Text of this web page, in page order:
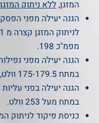
המזגן,ללא ניתוק המזגן
הגנה יעילה מפני
מפמ"כ 198.
הגנה יעילה מפני
במתח 175-179.5 וולט, בהתאם לדרישות מפמ"כ 198.
הגנה יעילה בפני
במתח מעל 253 וולט.
כניסת פיקוד לניתוק